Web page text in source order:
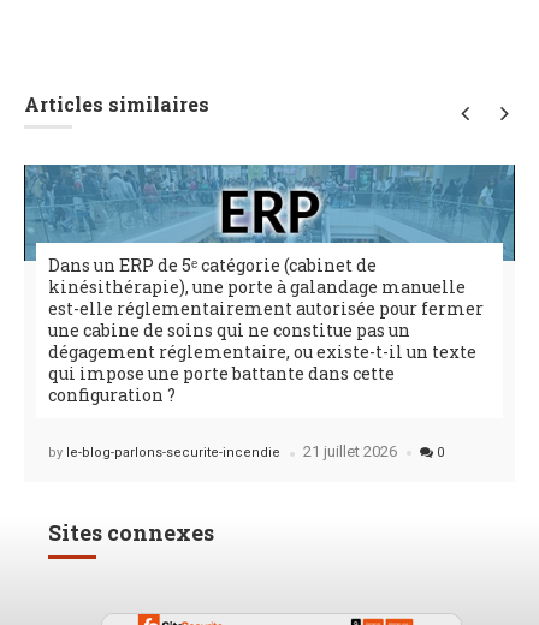
Articles similaires
Dans un ERP de 5ᵉ catégorie (cabinet de
kinésithérapie), une porte à galandage manuelle
est-elle réglementairement autorisée pour fermer
une cabine de soins qui ne constitue pas un
dégagement réglementaire, ou existe-t-il un texte
qui impose une porte battante dans cette
configuration ?
Posted
by le-blog-parlons-securite-incendie 21 juillet 2026 0
Sites connexes